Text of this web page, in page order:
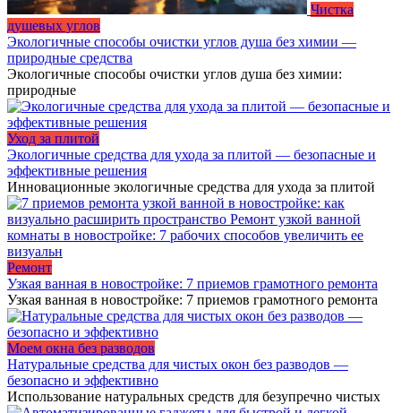
Чистка
душевых углов
Экологичные способы очистки углов душа без химии —
природные средства
Экологичные способы очистки углов душа без химии:
природные
Уход за плитой
Экологичные средства для ухода за плитой — безопасные и
эффективные решения
Инновационные экологичные средства для ухода за плитой
Ремонт
Узкая ванная в новостройке: 7 приемов грамотного ремонта
Узкая ванная в новостройке: 7 приемов грамотного ремонта
Моем окна без разводов
Натуральные средства для чистых окон без разводов —
безопасно и эффективно
Использование натуральных средств для безупречно чистых